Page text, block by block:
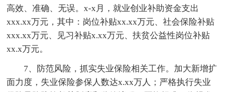
高效、准确、无误。x-x月，就业创业补助资金支出
xxx.xx万元，其中：岗位补贴xx.xx万元、社会保险补贴
xxx.xx万元、见习补贴x.xx万元、扶贫公益性岗位补贴
xx.x万元。
7、防范风险，抓实失业保险相关工作。加大新增扩
面力度，失业保险参保人数达x.xx万人；严格执行失业